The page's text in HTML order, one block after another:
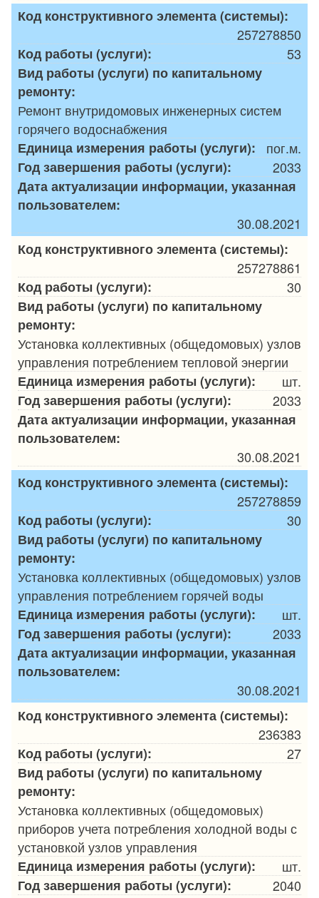
Код конструктивного элемента (системы):
257278850
Код работы (услуги):
53
Вид работы (услуги) по капитальному
ремонту:
Ремонт внутридомовых инженерных систем
горячего водоснабжения
Единица измерения работы (услуги):
пог.м.
Год завершения работы (услуги):
2033
Дата актуализации информации, указанная
пользователем:
30.08.2021
Код конструктивного элемента (системы):
257278861
Код работы (услуги):
30
Вид работы (услуги) по капитальному
ремонту:
Установка коллективных (общедомовых) узлов
управления потреблением тепловой энергии
Единица измерения работы (услуги):
шт.
Год завершения работы (услуги):
2033
Дата актуализации информации, указанная
пользователем:
30.08.2021
Код конструктивного элемента (системы):
257278859
Код работы (услуги):
30
Вид работы (услуги) по капитальному
ремонту:
Установка коллективных (общедомовых) узлов
управления потреблением горячей воды
Единица измерения работы (услуги):
шт.
Год завершения работы (услуги):
2033
Дата актуализации информации, указанная
пользователем:
30.08.2021
Код конструктивного элемента (системы):
236383
Код работы (услуги):
27
Вид работы (услуги) по капитальному
ремонту:
Установка коллективных (общедомовых)
приборов учета потребления холодной воды с
установкой узлов управления
Единица измерения работы (услуги):
шт.
Год завершения работы (услуги):
2040